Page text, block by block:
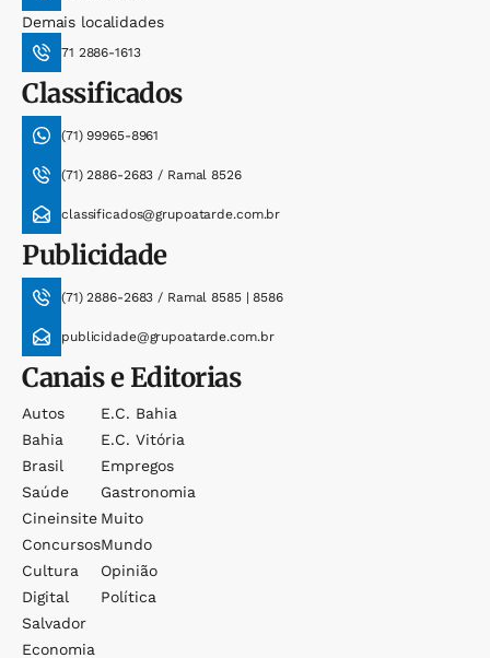
Demais localidades
71 2886-1613
Classificados
(71) 99965-8961
(71) 2886-2683 / Ramal 8526
classificados@grupoatarde.com.br
Publicidade
(71) 2886-2683 / Ramal 8585 | 8586
publicidade@grupoatarde.com.br
Canais e Editorias
Autos
Bahia
Brasil
Saúde
Cineinsite
Concursos
Cultura
Digital
Salvador
Economia
E.c. Bahia
E.c. Vitória
Empregos
Gastronomia
Muito
Mundo
Opinião
Política